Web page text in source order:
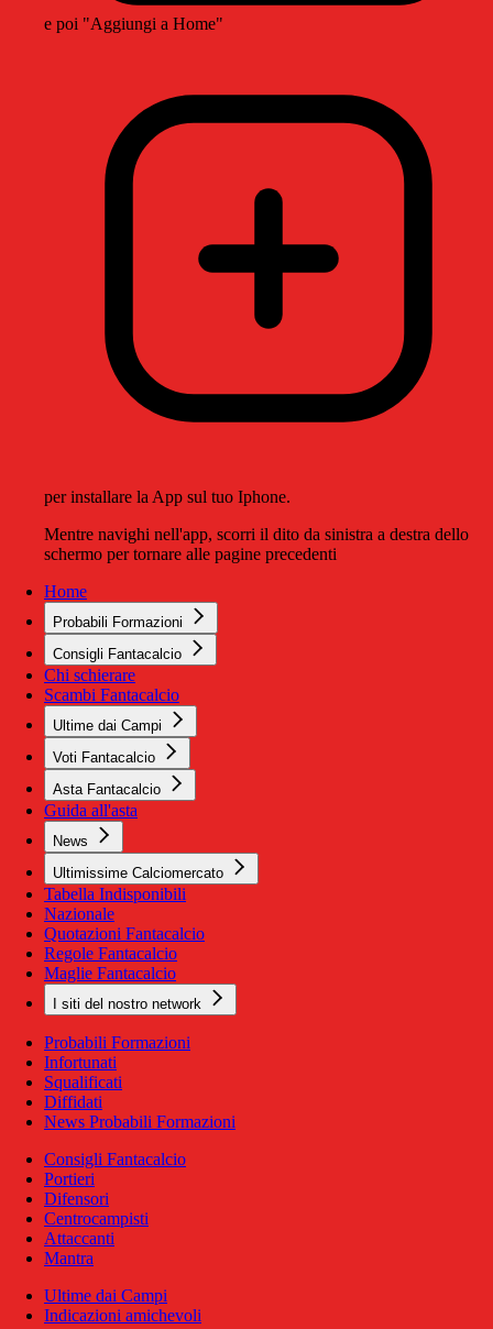
e poi "Aggiungi a Home"
per installare la App sul tuo Iphone.
Mentre navighi nell'app, scorri il dito da sinistra a destra dello
schermo per tornare alle pagine precedenti
Home
Probabili Formazioni
Consigli Fantacalcio
Chi schierare
Scambi Fantacalcio
Ultime dai Campi
Voti Fantacalcio
Asta Fantacalcio
Guida all'asta
News
Ultimissime Calciomercato
Tabella Indisponibili
Nazionale
Quotazioni Fantacalcio
Regole Fantacalcio
Maglie Fantacalcio
I siti del nostro network
Probabili Formazioni
Infortunati
Squalificati
Diffidati
News Probabili Formazioni
Consigli Fantacalcio
Portieri
Difensori
Centrocampisti
Attaccanti
Mantra
Ultime dai Campi
Indicazioni amichevoli